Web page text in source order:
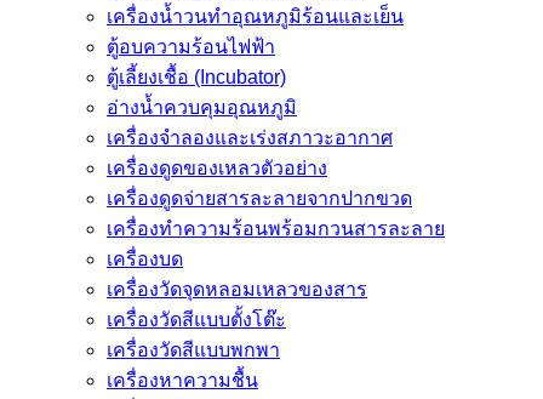
เครื่องน้ำวนทำอุณหภูมิร้อนและเย็น
ตู้อบความร้อนไฟฟ้า
ตู้เลี้ยงเชื้อ (Incubator)
อ่างน้ำควบคุมอุณหภูมิ
เครื่องจำลองและเร่งสภาวะอากาศ
เครื่องดูดของเหลวตัวอย่าง
เครื่องดูดจ่ายสารละลายจากปากขวด
เครื่องทำความร้อนพร้อมกวนสารละลาย
เครื่องบด
เครื่องวัดจุดหลอมเหลวของสาร
เครื่องวัดสีแบบตั้งโต๊ะ
เครื่องวัดสีแบบพกพา
เครื่องหาความชื้น